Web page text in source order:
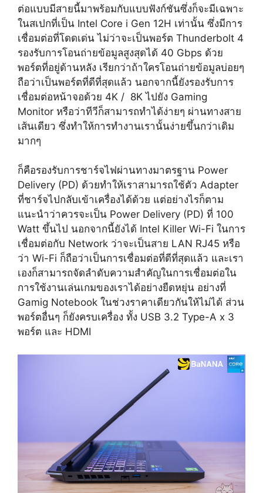
ต่อแบบมีสายนี้มาพร้อมกับแบบฟังก์ชันซึ่งก็จะมีเฉพาะ
ในสเปกที่เป็น Intel Core i Gen 12H เท่านั้น ซึ่งมีการ
เชื่อมต่อที่โดดเด่น ไม่ว่าจะเป็นพอร์ต Thunderbolt 4
รองรับการโอนถ่ายข้อมูลสูงสุดได้ 40 Gbps ด้วย
พอร์ตที่อยู่ด้านหลัง เรียกว่าถ้าใครโอนถ่ายข้อมูลบ่อยๆ
ถือว่าเป็นพอร์ตที่ดีที่สุดแล้ว นอกจากนี้ยังรองรับการ
เชื่อมต่อหน้าจอด้วย 4K / 8K ไปยัง Gaming
Monitor หรือว่าทีวีก็สามารถทำได้ง่ายๆ ผ่านทางสาย
เส้นเดียว ซึ่งทำให้การทำงานเรานั้นง่ายขึ้นกว่าเดิม
มากๆ
ก็คือรองรับการชาร์จไฟผ่านทางมาตรฐาน Power
Delivery (PD) ด้วยทำให้เราสามารถใช้ตัว Adapter
ที่ชาร์จไปกลับเข้าเครื่องได้ด้วย แต่อย่างไรก็ตาม
แนะนำว่าควรจะเป็น Power Delivery (PD) ที่ 100
Watt ขึ้นไป นอกจากนี้ยังได้ Intel Killer Wi-Fi ในการ
เชื่อมต่อกับ Network ว่าจะเป็นสาย LAN RJ45 หรือ
ว่า Wi-Fi ก็ถือว่าเป็นการเชื่อมต่อที่ดีที่สุดแล้ว และเรา
เองก็สามารถจัดลำดับความสำคัญในการเชื่อมต่อใน
การใช้งานเล่นเกมของเราได้อย่างยืดหยุ่น อย่างที่
Gamig Notebook ในช่วงราคาเดียวกันให้ไม่ได้ ส่วน
พอร์ตอื่นๆ ก็ยังครบเครื่อง ทั้ง USB 3.2 Type-A x 3
พอร์ต และ HDMI